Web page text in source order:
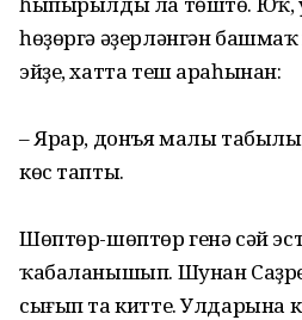
һөҙөргә әҙерләнгән
эйҙе, хатта теш араһынан:
– Ярар, донъя малы
көс тапты.
Шөптөр-шөптөр генә сәй
ҡабаланышып. Шунан
сығып та китте. Улдарына